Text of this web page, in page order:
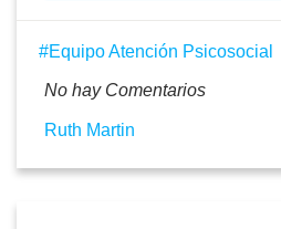
Equipo Atención Psicosocial
No hay Comentarios
Ruth Martin